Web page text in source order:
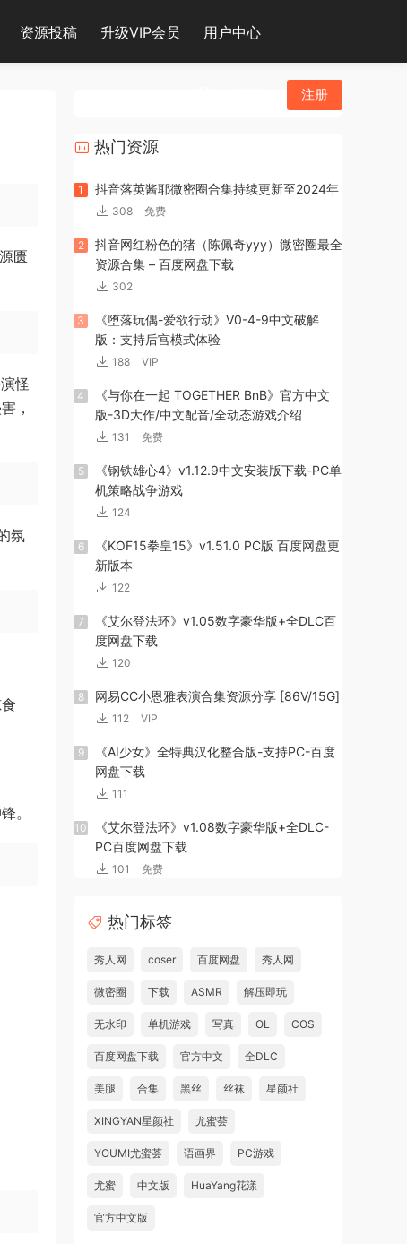
资源投稿 升级VIP会员 用户中心
注册
匮
怪
，
氛
。
热门资源
1 抖音落英酱耶微密圈合集持续更新至2024年
308 免费
2
抖音网红粉色的猪（陈佩奇yyy）微密圈最全
资源合集 – 百度网盘下载
302
3
《堕落玩偶-爱欲行动》V0-4-9中文破解
版：支持后宫模式体验
188 VIP
4
《与你在一起 TOGETHER BnB》官方中文
版-3D大作/中文配音/全动态游戏介绍
131 免费
5
《钢铁雄心4》v1.12.9中文安装版下载-PC单
机策略战争游戏
124
6
《KOF15拳皇15》v1.51.0 PC版 百度网盘更
新版本
122
7
《艾尔登法环》v1.05数字豪华版+全DLC百
度网盘下载
120
8 网易CC小恩雅表演合集资源分享 [86V/15G]
112 VIP
9
《AI少女》全特典汉化整合版-支持PC-百度
网盘下载
111
10
《艾尔登法环》v1.08数字豪华版+全DLC-
PC百度网盘下载
101 免费
热门标签
秀人网 coser 百度网盘 秀人网
微密圈 下载 ASMR 解压即玩
无水印 单机游戏 写真 OL COS
百度网盘下载 官方中文 全DLC
美腿 合集 黑丝 丝袜 星颜社
XINGYAN星颜社 尤蜜荟
YOUMI尤蜜荟 语画界 PC游戏
尤蜜 中文版 HuaYang花漾
官方中文版